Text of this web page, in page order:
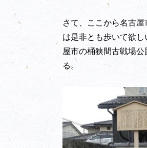
さて、ここから名古
は是非とも歩いて欲
屋市の桶狭間古戦場
る。